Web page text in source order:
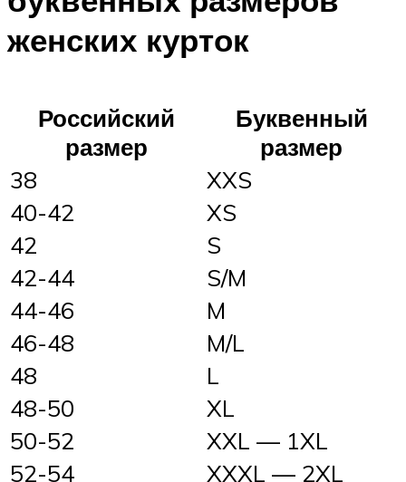
женских курток
Российский
размер
Буквенный
размер
38
XXS
40-42
XS
42
S
42-44
S/M
44-46
M
46-48
M/L
48
L
48-50
XL
50-52
XXL — 1XL
52-54
XXXL — 2XL